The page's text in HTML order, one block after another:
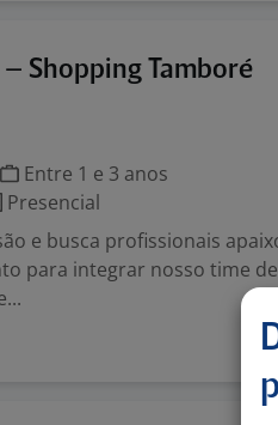
Shopping Tamboré
Entre 1 e 3 anos
Presencial
e busca profissionais
para integrar nosso time de